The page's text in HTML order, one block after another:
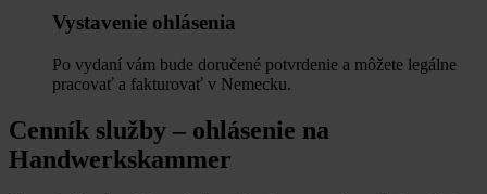
Vystavenie ohlásenia
Po vydaní vám bude doručené potvrdenie a môžete legálne
pracovať a fakturovať v Nemecku.
Cenník služby – ohlásenie na
Handwerkskammer